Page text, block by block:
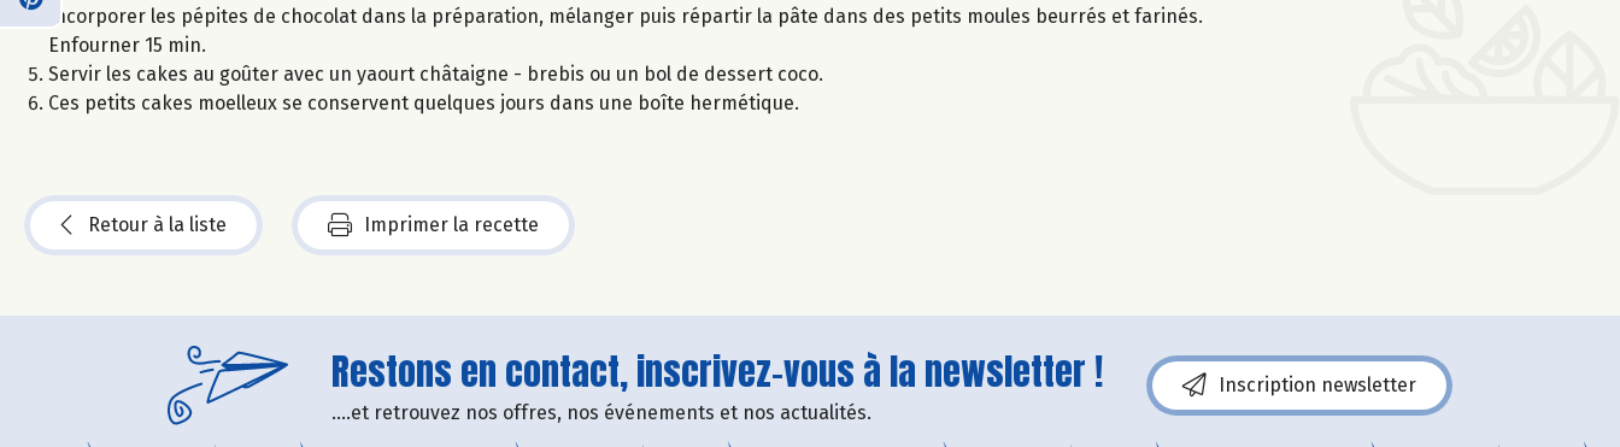
Incorporer les pépites de chocolat dans la préparation, mélanger puis répartir la pâte dans des petits moules beurrés et farinés.
Enfourner 15 min.
Servir les cakes au goûter avec un yaourt châtaigne - brebis ou un bol de dessert coco.
Ces petits cakes moelleux se conservent quelques jours dans une boîte hermétique.
Retour à la liste Imprimer la recette
Restons en contact, inscrivez-vous à la newsletter !
....et retrouvez nos offres, nos événements et nos actualités.
Inscription newsletter